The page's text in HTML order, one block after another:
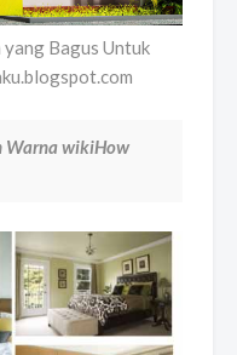
yang Bagus Untuk
Warna wikiHow